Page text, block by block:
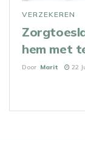
VERZEKEREN
hem met
Door Marit 22